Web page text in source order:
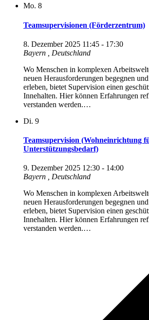
Mo. 8
Teamsupervisionen (Förderzentrum)
8. Dezember 2025 11:45 - 17:30
Bayern
, Deutschland
Wo Menschen in komplexen
neuen Herausforderungen begegnen
erleben, bietet Supervision einen
Innehalten. Hier können Erfahrungen
verstanden werden.…
Di. 9
Teamsupervision (Wohneinrichtung
Unterstützungsbedarf)
9. Dezember 2025 12:30 - 14:00
Bayern , Deutschland
Wo Menschen in komplexen
neuen Herausforderungen begegnen
erleben, bietet Supervision einen
Innehalten. Hier können Erfahrungen
verstanden werden.…